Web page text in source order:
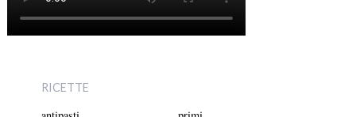
RICETTE